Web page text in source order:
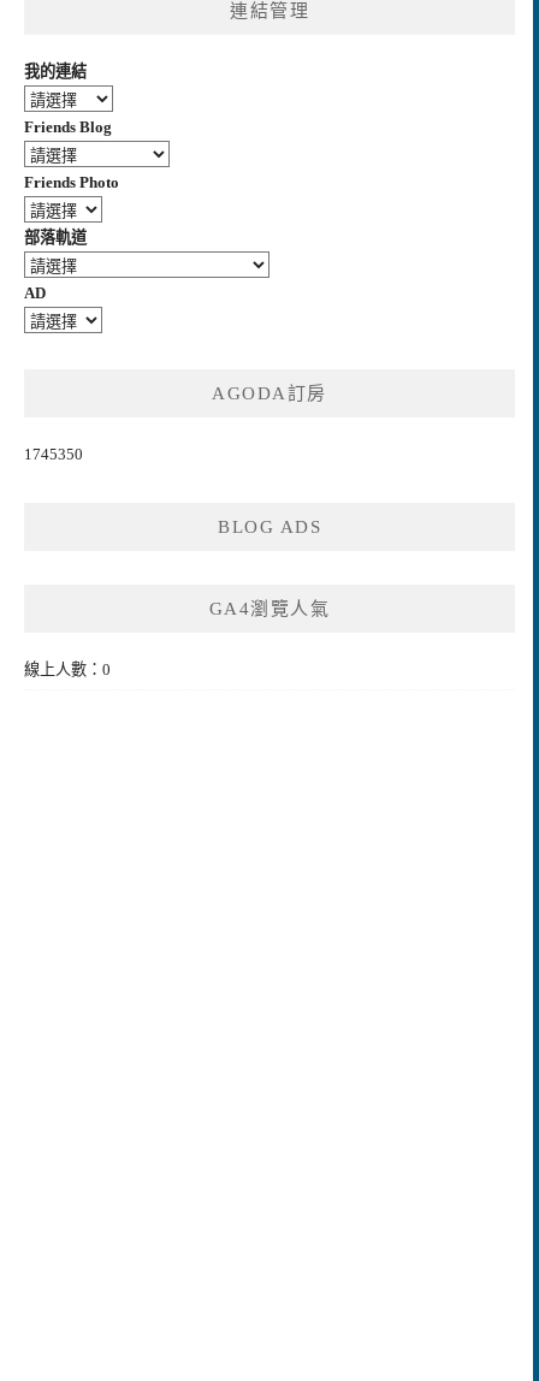
連結管理
我的連結
Friends Blog
Friends Photo
部落軌道
AD
AGODA訂房
1745350
BLOG ADS
GA4瀏覽人氣
線上人數：0